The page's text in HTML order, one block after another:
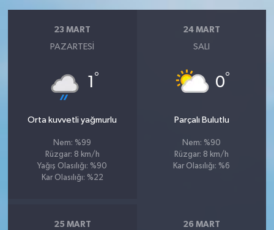
23 MART
PAZARTESI
1 °
Orta kuvvetli yağmurlu
Nem: %99
Rüzgar: 8 km/h
Yağış Olasılığı: %90
Kar Olasılığı: %22
24 MART
SALI
0°
Parçalı Bulutlu
Nem: %90
Rüzgar: 8 km/h
Kar Olasılığı: %6
25 MART 26 MART